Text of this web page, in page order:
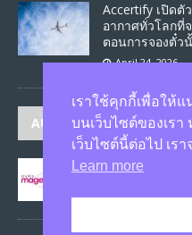
Accertify เปิดตั
อากาศทั่วโลกที่
ตอนการจองตั๋ว
April 24, 2026
AUTHORS
JASON
เราใช้คุกกี้เพื่อให้
บนเว็บไซต์ของเร
เว็บไซต์นี้ต่อไป เร
Learn more